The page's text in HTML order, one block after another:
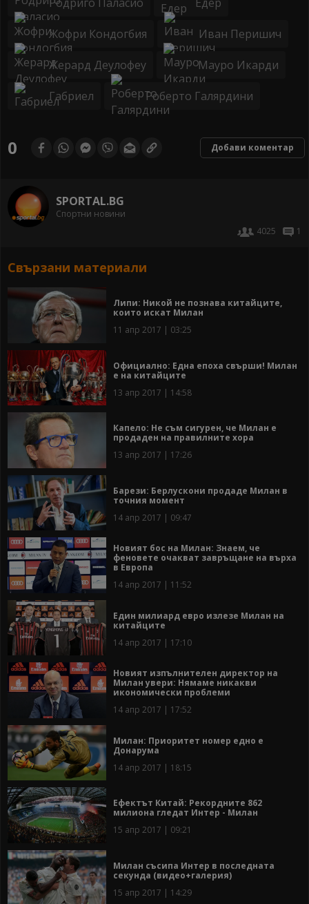
Родриго Паласио Едер
Жофри Кондогбия Иван Перишич
Жерард Деулофеу Мауро Икарди
Габриел Роберто Галярдини
0 Добави коментар
SPORTAL.BG
Спортни новини
4025
1
Свързани материали
Липи: Никой не познава китайците,
които искат Милан
11 апр 2017 | 03:25
Официално: Една епоха свърши! Милан
е на китайците
13 апр 2017 | 14:58
Капело: Не съм сигурен, че Милан е
продаден на правилните хора
13 апр 2017 | 17:26
Барези: Берлускони продаде Милан в
точния момент
14 апр 2017 | 09:47
Новият бос на Милан: Знаем, че
феновете очакват завръщане на върха
в Европа
14 апр 2017 | 11:52
Един милиард евро излезе Милан на
китайците
14 апр 2017 | 17:10
Новият изпълнителен директор на
Милан увери: Нямаме никакви
икономически проблеми
14 апр 2017 | 17:52
Милан: Приоритет номер едно е
Донарума
14 апр 2017 | 18:15
Ефектът Китай: Рекордните 862
милиона гледат Интер - Милан
15 апр 2017 | 09:21
Милан съсипа Интер в последната
секунда (видео+галерия)
15 апр 2017 | 14:29